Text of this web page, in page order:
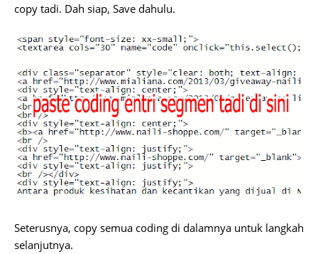
copy tadi. Dah siap, Save dahulu.
Seterusnya, copy semua coding di dalamnya untuk langkah
selanjutnya.